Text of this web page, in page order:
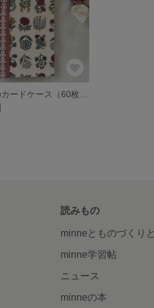
読みもの
minneとものづくりと
minne学習帖
ニュース
minneの本